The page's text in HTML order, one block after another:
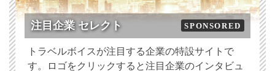
注目企業 セレクト SPONSORED
トラベルボイスが注目する企業の特設サイトで
す。ロゴをクリックすると注目企業のインタビュ